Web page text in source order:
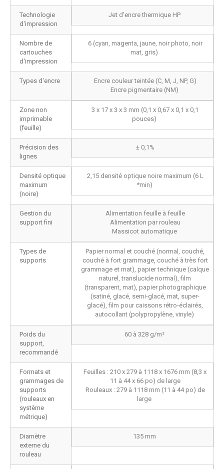
Technologie
d'impression
Jet d’encre thermique HP
Nombre de
cartouches
d'impression
6 (cyan, magenta, jaune, noir photo, noir
mat, gris)
Types d'encre
Encre couleur teintée (C, M, J, NP, G)
Encre pigmentaire (NM)
Zone non
imprimable
(feuille)
3 x 17 x 3 x 3 mm (0,1 x 0,67 x 0,1 x 0,1
pouces)
Précision des
lignes
± 0,1%
Densité optique
maximum
(noire)
2,15 densité optique noire maximum (6 L
*min)
Gestion du
support fini
Alimentation feuille à feuille
Alimentation par rouleau
Massicot automatique
Types de
supports
Papier normal et couché (normal, couché,
couché à fort grammage, couché à très fort
grammage et mat), papier technique (calque
naturel, translucide normal), film
(transparent, mat), papier photographique
(satiné, glacé, semi-glacé, mat, super-
glacé), film pour caissons rétro-éclairés,
autocollant (polypropylène, vinyle)
Poids du
support,
recommandé
60 à 328 g/m²
Formats et
grammages de
supports
(rouleaux en
système
métrique)
Feuilles : 210 x 279 à 1118 x 1676 mm (8,3 x
11 à 44 x 66 po) de large
Rouleaux : 279 à 1118 mm (11 à 44 po) de
large
Diamètre
externe du
rouleau
135 mm